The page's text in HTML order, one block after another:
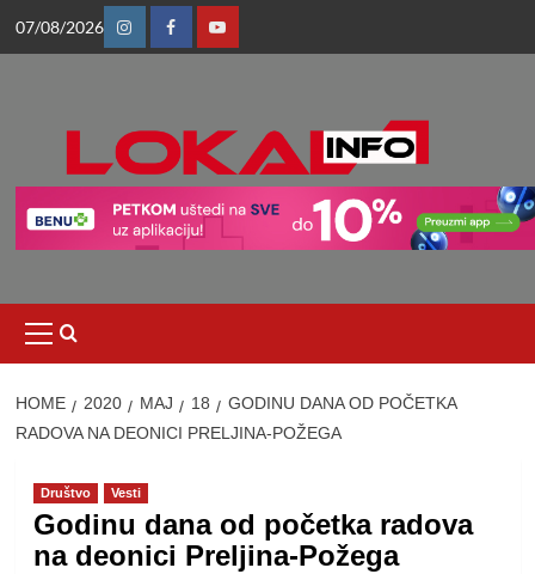
07/08/2026
InstagramFacebookYoutube
Menu
HOME 2020 МАЈ 18
GODINU DANA OD POČETKA
RADOVA NA DEONICI PRELJINA-POŽEGA
Društvo Vesti
Godinu dana od početka radova
na deonici Preljina-Požega